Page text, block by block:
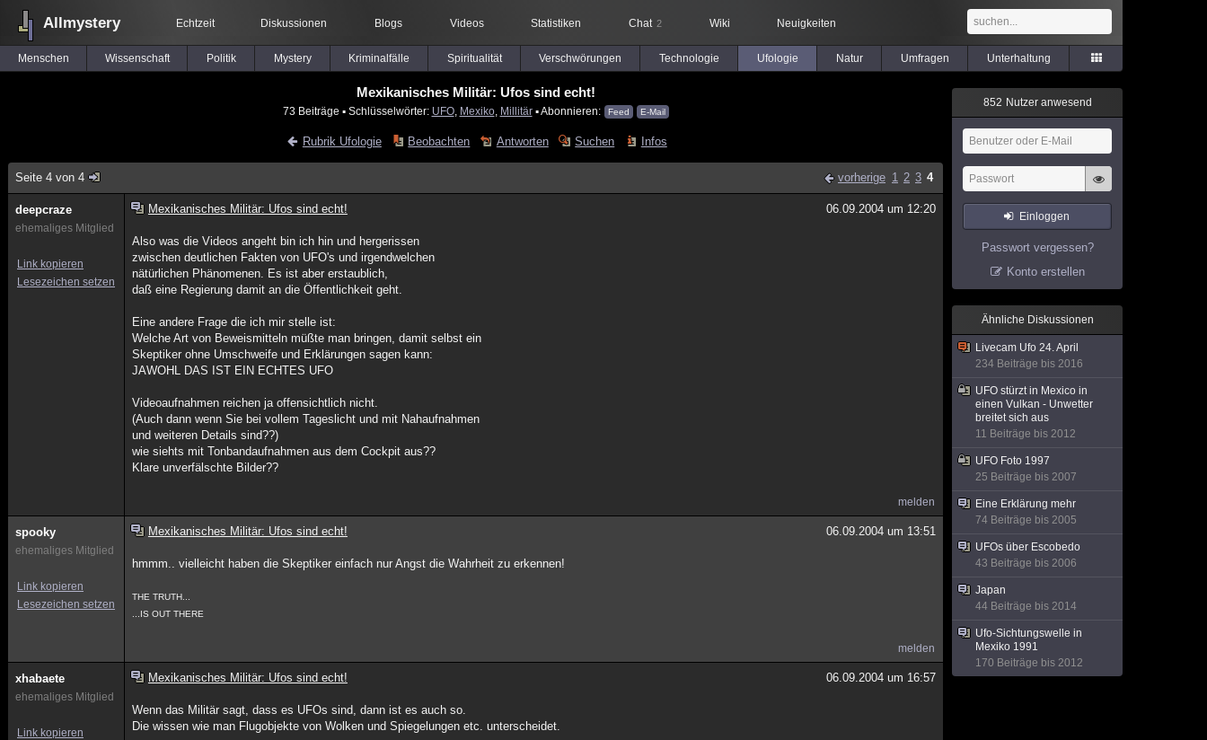
Allmystery Echtzeit Diskussionen Blogs Videos Statistiken Chat 2 Wiki Neuigkeiten
Menschen Wissenschaft Politik Mystery Kriminalfälle Spiritualität Verschwörungen Technologie Ufologie Natur Umfragen Unterhaltung
Mexikanisches Militär: Ufos sind echt!
73 Beiträge ▪ Schlüsselwörter: UFO, Mexiko, Millitär▪ Abonnieren: Feed E-Mail
Rubrik Ufologie Beobachten Antworten Suchen Infos
Seite 4 von 4 vorherige 1 2 3 4
deepcraze
ehemaliges Mitglied
Link kopieren
Lesezeichen setzen
Mexikanisches Militär: Ufos sind echt! 06.09.2004 um 12:20
Also was die Videos angeht bin ich hin und hergerissen
zwischen deutlichen Fakten von UFO's und irgendwelchen
nätürlichen Phänomenen. Es ist aber erstaublich,
daß eine Regierung damit an die Öffentlichkeit geht.
Eine andere Frage die ich mir stelle ist:
Welche Art von Beweismitteln müßte man bringen, damit selbst ein
Skeptiker ohne Umschweife und Erklärungen sagen kann:
JAWOHL DAS IST EIN ECHTES UFO
Videoaufnahmen reichen ja offensichtlich nicht.
(Auch dann wenn Sie bei vollem Tageslicht und mit Nahaufnahmen
und weiteren Details sind??)
wie siehts mit Tonbandaufnahmen aus dem Cockpit aus??
Klare unverfälschte Bilder??
melden
spooky
ehemaliges Mitglied
Link kopieren
Lesezeichen setzen
Mexikanisches Militär: Ufos sind echt! 06.09.2004 um 13:51
hmmm.. vielleicht haben die Skeptiker einfach nur Angst die Wahrheit zu erkennen!
THE TRUTH...
...IS OUT THERE
melden
xhabaete
ehemaliges Mitglied
Link kopieren
Mexikanisches Militär: Ufos sind echt! 06.09.2004 um 16:57
Wenn das Militär sagt, dass es UFOs sind, dann ist es auch so.
Die wissen wie man Flugobjekte von Wolken und Spiegelungen etc. unterscheidet.
852 Nutzer anwesend
Einloggen
Passwort vergessen?
Konto erstellen
Ähnliche Diskussionen
Livecam Ufo 24. April
234 Beiträge bis 2016
UFO stürzt in Mexico in
einen Vulkan - Unwetter
breitet sich aus
11 Beiträge bis 2012
UFO Foto 1997
25 Beiträge bis 2007
Eine Erklärung mehr
74 Beiträge bis 2005
UFOs über Escobedo
43 Beiträge bis 2006
Japan
44 Beiträge bis 2014
Ufo-Sichtungswelle in
Mexiko 1991
170 Beiträge bis 2012